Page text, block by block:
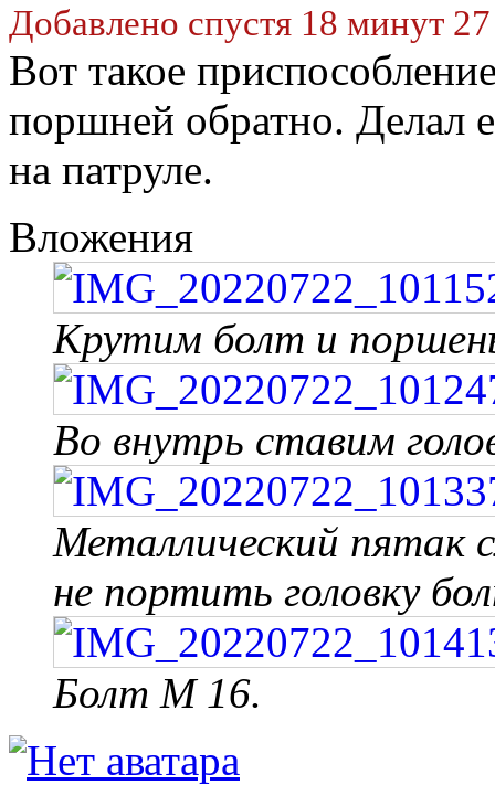
Добавлено спустя 18 минут
Вот такое
поршней обратно. Делал
на патруле.
Вложения
Крутим болт и
Во внутрь ставим
Металлический пятак
не портить головку
Болт М 16.